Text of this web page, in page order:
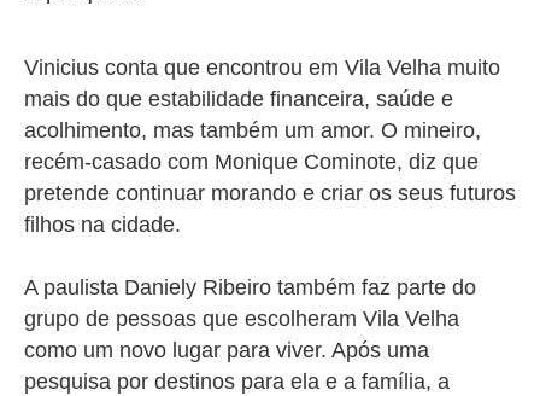
Vinicius conta que encontrou em Vila Velha muito
mais do que estabilidade financeira, saúde e
acolhimento, mas também um amor. O mineiro,
recém-casado com Monique Cominote, diz que
pretende continuar morando e criar os seus futuros
filhos na cidade.
A paulista Daniely Ribeiro também faz parte do
grupo de pessoas que escolheram Vila Velha
como um novo lugar para viver. Após uma
pesquisa por destinos para ela e a família, a